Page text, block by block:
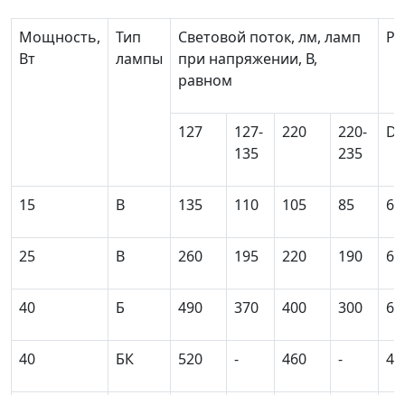
Мощность,
Вт
Тип
лампы
Световой поток, лм, ламп
при напряжении, В,
равном
127
127-
135
220
220-
235
D
15 В 135 110 105 85 61
25 В 260 195 220 190 61
40 Б 490 370 400 300 61
40 БК 520 - 460 - 46